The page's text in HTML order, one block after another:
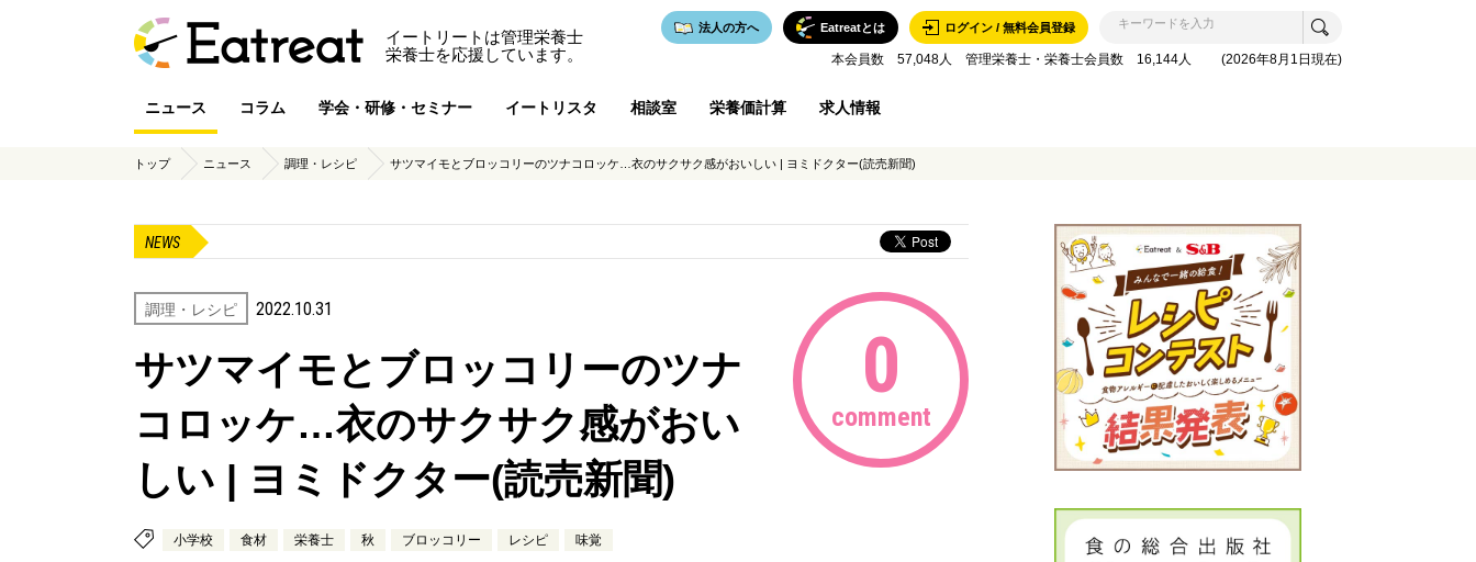
イートリートは管理栄養士
栄養士を応援しています。
ログイン / 無料会員登録
Eatreatとは
法人の方へ
本会員数 57,048人 管理栄養士・栄養士会員数 16,144人 (2026年8月1日現在)
ニュース コラム 学会・研修・セミナー イートリスタ 相談室 栄養価計算 求人情報
トップ ニュース 調理・レシピ サツマイモとブロッコリーのツナコロッケ…衣のサクサク感がおいしい | ヨミドクター(読売新聞)
NEWS
調理・レシピ 2022.10.31
サツマイモとブロッコリーのツナ
コロッケ…衣のサクサク感がおい
しい | ヨミドクター(読売新聞)
小学校 食材 栄養士 秋 ブロッコリー レシピ 味覚
0
comment